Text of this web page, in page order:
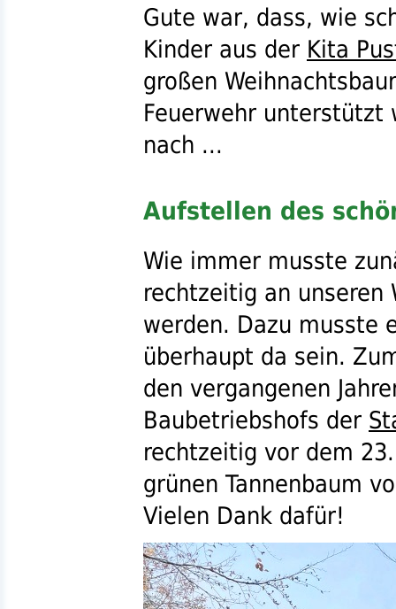
Gute war, dass, wie
Kinder aus der Kita
großen
Feuerwehr unterstützt
nach ...
Aufstellen des
Wie immer musste
rechtzeitig an unseren
werden. Dazu musste
überhaupt da sein.
den vergangenen
Baubetriebshofs der
rechtzeitig vor dem
grünen Tannenbaum
Vielen Dank dafür!